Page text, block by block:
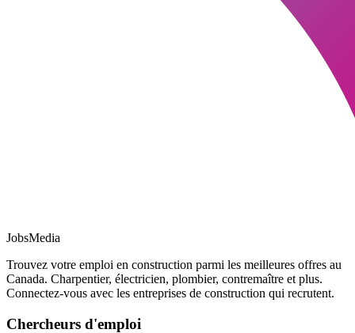
JobsMedia
Trouvez votre emploi en construction parmi les meilleures offres au
Canada. Charpentier, électricien, plombier, contremaître et plus.
Connectez-vous avec les entreprises de construction qui recrutent.
Chercheurs d'emploi